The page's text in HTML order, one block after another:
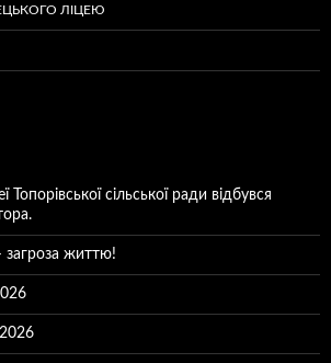
ЛІЦЕЮ
Топорівської сільської ради відбувся
загроза життю!